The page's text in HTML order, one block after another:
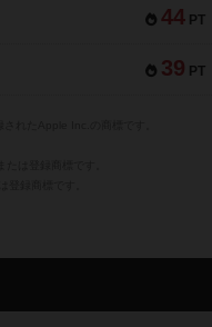
44 PT
39 PT